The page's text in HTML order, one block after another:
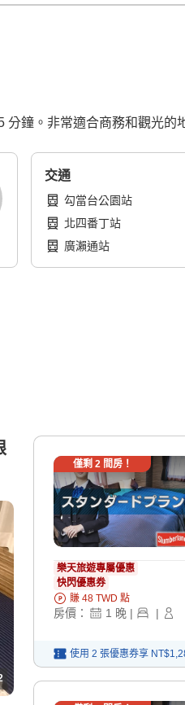
鐘。非常適合商務和觀光的
交通
勾當台公園站
北四番丁站
廣瀨通站
僅剩 2間房！
樂天旅遊專屬優惠
快閃優惠券
賺 48 TWD 點
房價： 1 晚 | |
使用 2 張優惠券享